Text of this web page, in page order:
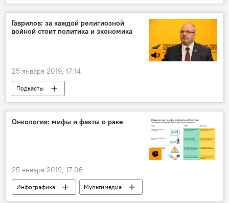
Пресс-центр
Гаврилов: за каждой религиозной
войной стоит политика и экономика
25 января 2019, 17:14
Подкасты
Онкология: мифы и факты о раке
25 января 2019, 17:06
Инфографика Мультимедиа